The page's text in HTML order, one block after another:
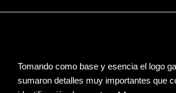
Tomando como base y esencia el logo
sumaron detalles muy importantes que